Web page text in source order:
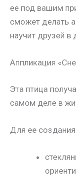
ее под вашим
сможет делать
научит друзей
Аппликация
Эта птица
самом деле в
Для ее